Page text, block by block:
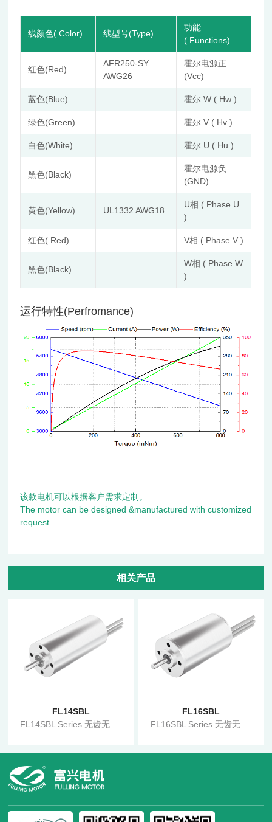
线颜色( Color) 线型号(Type)
功能
( Functions)
红色(Red)
AFR250-SY
AWG26
霍尔电源正
(Vcc)
蓝色(Blue) 霍尔 W ( Hw )
绿色(Green) 霍尔 V ( Hv )
白色(White) 霍尔 U ( Hu )
黑色(Black)
霍尔电源负
(GND)
黄色(Yellow) UL1332 AWG18
U相 ( Phase U
)
红色( Red) V相 ( Phase V )
黑色(Black)
W相 ( Phase W
)
运行特性(Perfromance)
该款电机可以根据客户需求定制。
The motor can be designed &manufactured with customized
request.
相关产品
FL14SBL
FL16SBL